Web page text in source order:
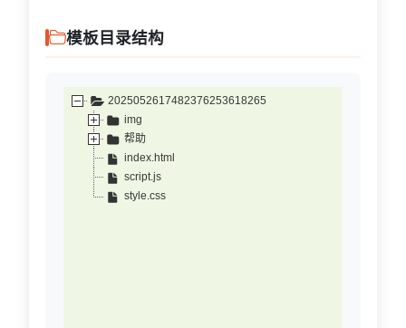
模板目录结构
2025052617482376253618265
img
帮助
index.html
script.js
style.css